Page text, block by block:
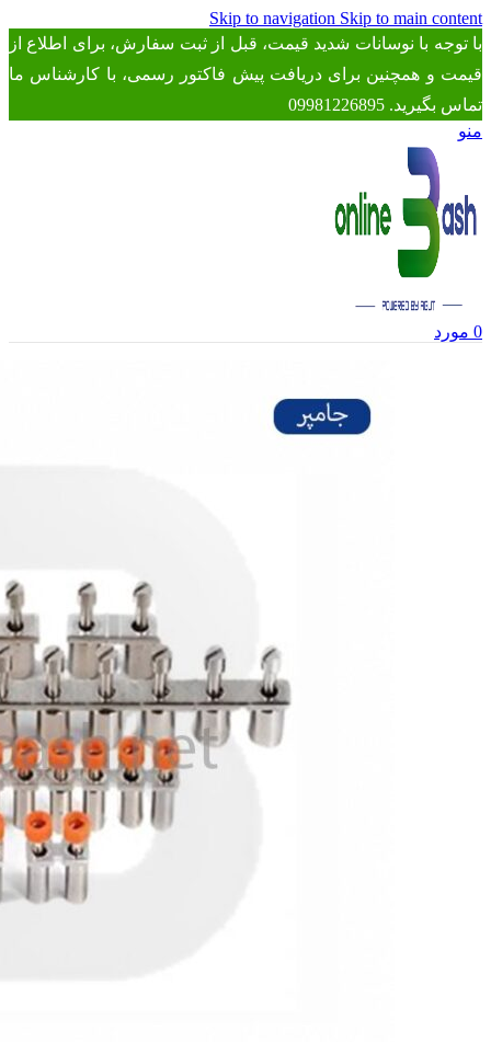
Skip to navigation Skip to main content
با توجه با نوسانات شدید قیمت، قبل از ثبت سفارش، برای اطلاع از
قیمت و همچنین برای دریافت پیش فاکتور رسمی، با کارشناس ما
تماس بگیرید. 09981226895
منو
0 مورد